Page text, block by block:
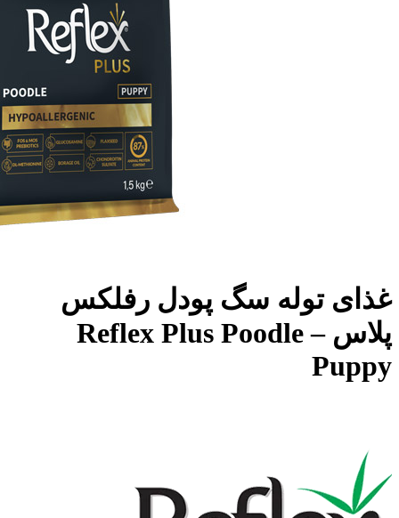
غذای توله سگ پودل رفلکس
پلاس – Reflex Plus Poodle
Puppy